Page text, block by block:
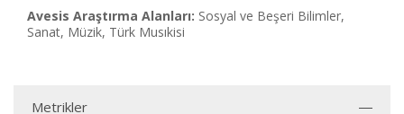
Avesis Araştırma Alanları: Sosyal ve Beşeri Bilimler,
Sanat, Müzik, Türk Musıkisi
Metrikler